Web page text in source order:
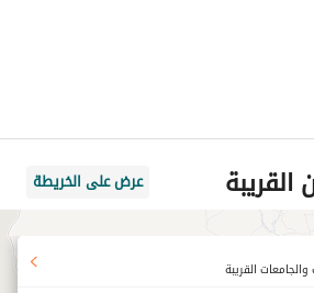
القريبة عرض على الخريطة
القريبة